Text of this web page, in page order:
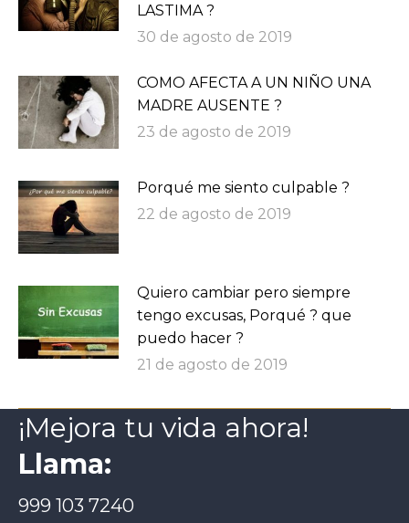
LASTIMA ?
30 de agosto de 2019
COMO AFECTA A UN NIÑO UNA
MADRE AUSENTE ?
23 de agosto de 2019
Porqué me siento culpable ?
22 de agosto de 2019
Quiero cambiar pero siempre
tengo excusas, Porqué ? que
puedo hacer ?
21 de agosto de 2019
¡Mejora tu vida ahora!
Llama:
999 103 7240